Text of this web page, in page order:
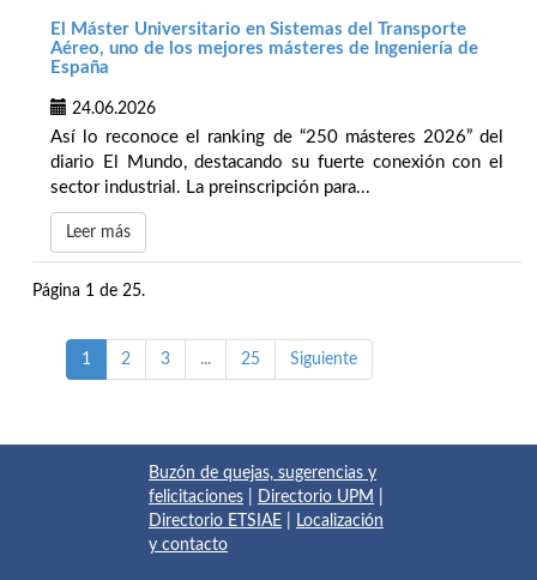
El Máster Universitario en Sistemas del Transporte
Aéreo, uno de los mejores másteres de Ingeniería de
España
24.06.2026
Así lo reconoce el ranking de “250 másteres 2026” del
diario El Mundo, destacando su fuerte conexión con el
sector industrial. La preinscripción para...
Leer más
Página 1 de 25.
1 2 3 ... 25 Siguiente
Buzón de quejas, sugerencias y
felicitaciones
Directorio UPM
Directorio ETSIAE
Localización
y contacto